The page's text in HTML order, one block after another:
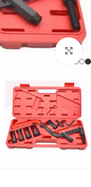
بزرگنمایی تصویر